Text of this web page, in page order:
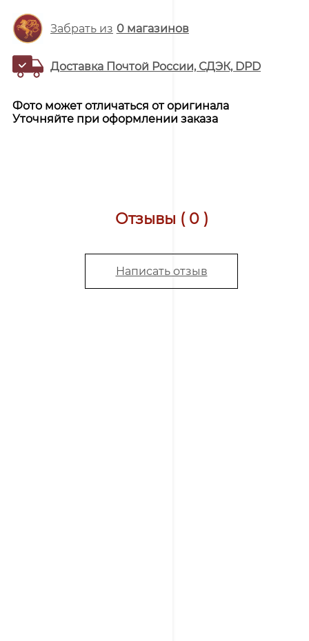
Забрать из 0магазинов
Доставка Почтой России, СДЭК, DPD
Фото может отличаться от оригинала
Уточняйте при оформлении заказа
Отзывы ( 0 )
Написать отзыв